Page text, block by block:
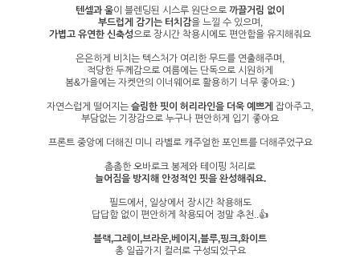
텐셀과 울이 블렌딩된 시스루 원단으로 까끌거림 없이
부드럽게 감기는 터치감을 느낄 수 있으며,
가볍고 유연한 신축성으로 장시간 착용시에도 편안함을 유지해줘요
은은하게 비치는 텍스처가 여리한 무드를 연출해주며,
적당한 두께감으로 여름에는 단독으로 시원하게
봄&가을에는 자켓안의 이너웨어로 활용하기 너무 좋아요: )
자연스럽게 떨어지는 슬림한 핏이 허리라인을 더욱 예쁘게 잡아주고,
부담없는 기장감으로 누구나 편안하게 입기 좋아요
프론트 중앙에 더해진 미니 라벨로 캐주얼한 포인트를 더해주었구요
촘촘한 오바로크 봉제와 테이핑 처리로
늘어짐을 방지해 안정적인 핏을 완성해줘요.
필드에서, 일상에서 장시간 착용해도
답답함 없이 편안하게 착용되어 정말 추천..👍
블랙,그레이,브라운,베이지,블루,핑크,화이트
총 일곱가지 컬러로 구성되었구요